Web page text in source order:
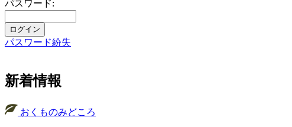
パスワード:
パスワード紛失
新着情報
おくものみどころ